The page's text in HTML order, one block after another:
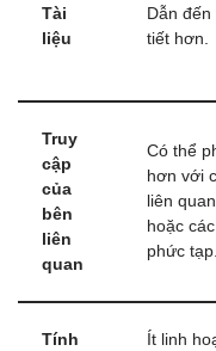
Tài
liệu
Dẫn
tiết hơn.
Truy
cập
của
bên
liên
quan
Có thể
hơn với
liên
hoặc
phức tạp.
Tính
Ít linh